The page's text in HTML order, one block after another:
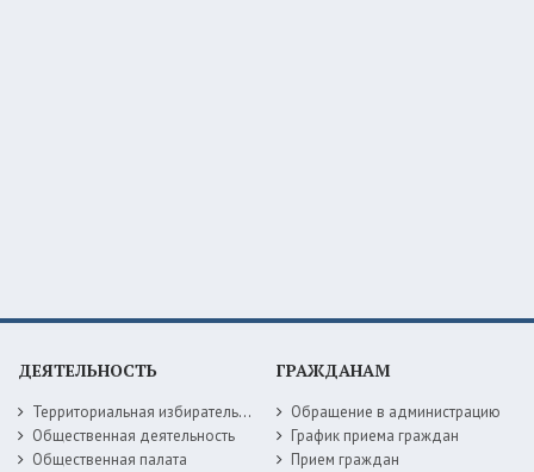
ДЕЯТЕЛЬНОСТЬ
Территориальная избирательная комиссия
Общественная деятельность
Общественная палата
ГРАЖДАНАМ
Обращение в администрацию
График приема граждан
Прием граждан